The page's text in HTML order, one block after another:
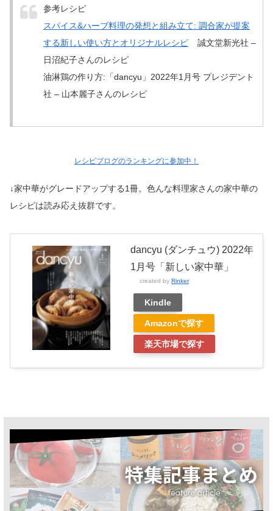
参考レシピ
スパイス&ハーブ料理の発想と組み立て: 調合家が提案
する新しい使い方とオリジナルレシピ 誠文堂新光社 –
日沼紀子さんのレシピ
油淋鶏の作り方:「dancyu」2022年1月号 プレジデント
社 – 山本麗子さんのレシピ
レシピブログのランキングに参加中！
↓家中華がグレードアップする1冊。色んな料理家さんの家中華の
レシピは読み応え抜群です。
dancyu (ダンチュウ) 2022年
1月号「新しい家中華」
created by Rinker
Kindle
Amazonで探す
楽天市場で探す